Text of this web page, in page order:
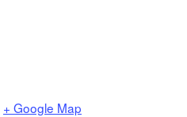
+ Google Map